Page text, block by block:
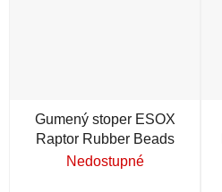
Gumený stoper ESOX
Raptor Rubber Beads
Nedostupné